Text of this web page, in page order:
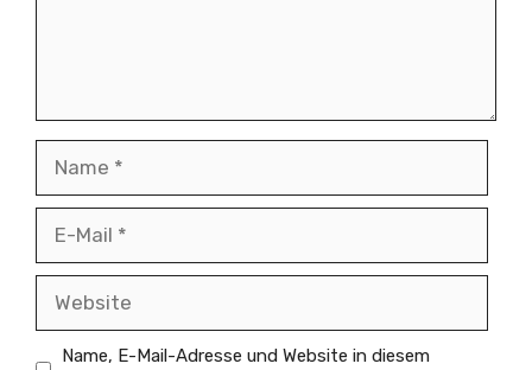
Mail
Name, E-Mail-Adresse und Website in diesem